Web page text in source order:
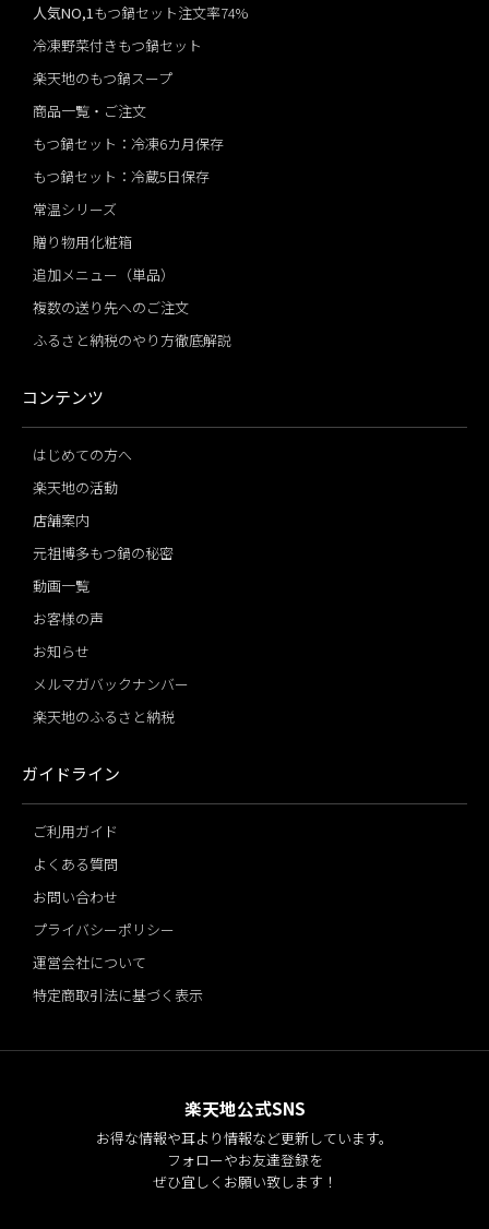
人気NO,1 もつ鍋セット注文率74%
冷凍野菜付きもつ鍋セット
楽天地のもつ鍋スープ
商品一覧・ご注文
もつ鍋セット：冷凍6カ月保存
もつ鍋セット：冷蔵5日保存
常温シリーズ
贈り物用化粧箱
追加メニュー（単品）
複数の送り先へのご注文
ふるさと納税のやり方徹底解説
コンテンツ
はじめての方へ
楽天地の活動
店舗案内
元祖博多もつ鍋の秘密
動画一覧
お客様の声
お知らせ
メルマガバックナンバー
楽天地のふるさと納税
ガイドライン
ご利用ガイド
よくある質問
お問い合わせ
プライバシーポリシー
運営会社について
特定商取引法に基づく表示
楽天地公式SNS
お得な情報や耳より情報など更新しています。
フォローやお友達登録を
ぜひ宜しくお願い致します！